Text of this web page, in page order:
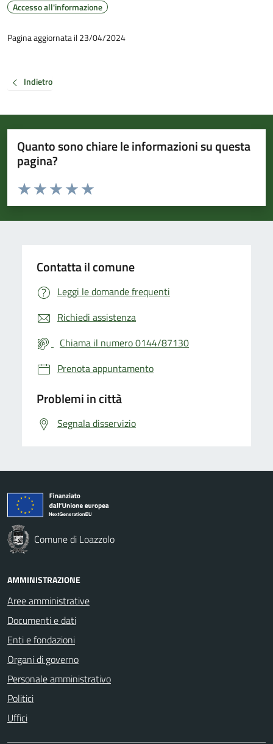
Accesso all'informazione
Pagina aggiornata il 23/04/2024
Indietro
Quanto sono chiare le informazioni su questa
pagina?
Valuta da 1 a 5 stelle la pagina
Valuta 5 stelle su 5
Valuta 4 stelle su 5
Valuta 3 stelle su 5
Valuta 2 stelle su 5
Valuta 1 stelle su 5
Contatta il comune
Leggi le domande frequenti
Richiedi assistenza
Chiama il numero 0144/87130
Prenota appuntamento
Problemi in città
Segnala disservizio
Comune di Loazzolo
AMMINISTRAZIONE
Aree amministrative
Documenti e dati
Enti e fondazioni
Organi di governo
Personale amministrativo
Politici
Uffici